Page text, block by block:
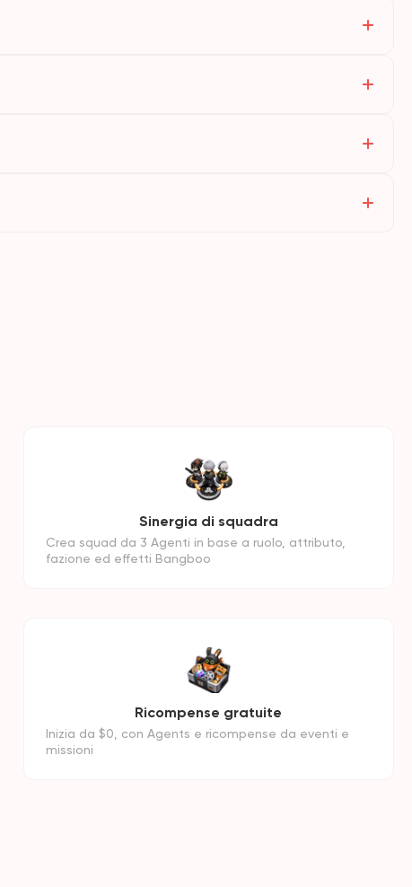
Sinergia di squadra
Crea squad da 3 Agenti in base a ruolo, attributo,
fazione ed effetti Bangboo
Ricompense gratuite
Inizia da $0, con Agents e ricompense da eventi e
missioni